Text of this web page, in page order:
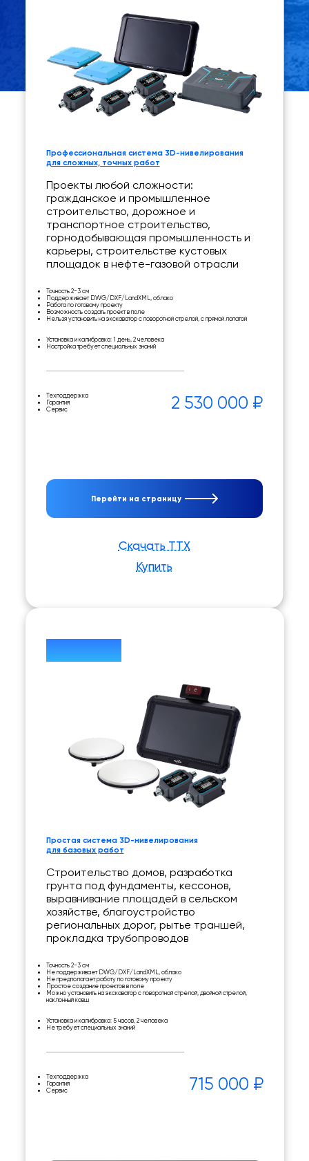
Профессиональная система 3D-нивелирования
для сложных, точных работ
Проекты любой сложности:
гражданское и промышленное
строительство, дорожное и
транспортное строительство,
горнодобывающая промышленность и
карьеры, строительстве кустовых
площадок в нефте-газовой отрасли
Точность 2-3 см
Поддерживает DWG/DXF/LandXML, облако
Работа по готовому проекту
Возможность создать проект в поле
Нельзя установить на экскаватор с поворотной стрелой, с прямой лопатой
Установка и калибровка: 1 день, 2 человека
Настройка требует специальных знаний
Техподдержка
Гарантия
Сервис
2 530 000 ₽
Перейти на страницу
Скачать ТТХ
Купить
EasyNav
Простая система 3D-нивелирования
для базовых работ
Строительство домов, разработка
грунта под фундаменты, кессонов,
выравнивание площадей в сельском
хозяйстве, благоустройство
региональных дорог, рытье траншей,
прокладка трубопроводов
Точность 2-3 см
Не поддерживает DWG/DXF/LandXML, облако
Не предполагает работу по готовому проекту
Простое создание проектов в поле
Можно установить на экскаватор с поворотной стрелой, двойной стрелой,
наклонный ковш
Установка и калибровка: 5 часов, 2 человека
Не требует специальных знаний
Техподдержка
Гарантия
Сервис
715 000 ₽